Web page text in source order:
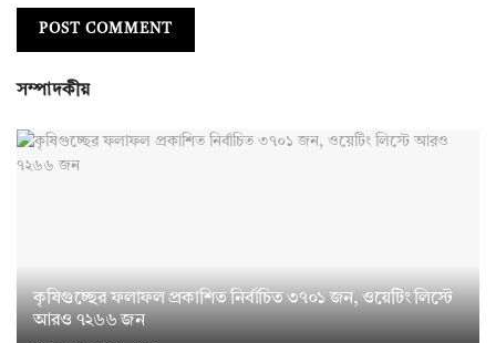
সম্পাদকীয়
কৃষিগুচ্ছের ফলাফল প্রকাশিত নির্বাচিত ৩৭০১ জন, ওয়েটিং লিস্টে
আরও ৭২৬৬ জন